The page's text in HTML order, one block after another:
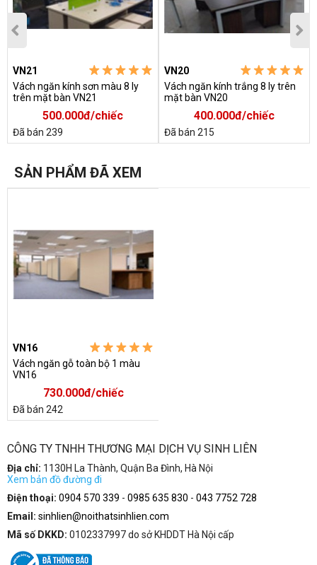
VN21
Vách ngăn kính sơn màu 8 ly
trên mặt bàn VN21
500.000đ/chiếc
Đã bán 239
VN20
Vách ngăn kính trắng 8 ly trên
mặt bàn VN20
400.000đ/chiếc
Đã bán 215
SẢN PHẨM ĐÃ XEM
VN16
Vách ngăn gỗ toàn bộ 1 màu
VN16
730.000đ/chiếc
Đã bán 242
CÔNG TY TNHH THƯƠNG MẠI DỊCH VỤ SINH LIÊN
Địa chỉ: 1130H La Thành, Quận Ba Đình, Hà Nội
Xem bản đồ đường đi
Điện thoại: 0904 570 339 - 0985 635 830 - 043 7752 728
Email: sinhlien@noithatsinhlien.com
Mã số DKKD: 0102337997 do sở KHDDT Hà Nội cấp